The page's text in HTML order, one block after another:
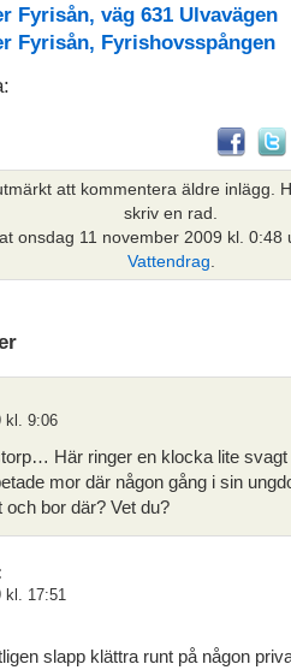
Fyrisån, väg 631 Ulvavägen
Fyrisån, Fyrishovsspången
att kommentera äldre inlägg.
skriv en rad.
onsdag 11 november 2009 kl.
Vattendrag
kl. 9:06
Här ringer en klocka lite svagt
mor där någon gång i sin
och bor där? Vet du?
kl. 17:51
slapp klättra runt på någon